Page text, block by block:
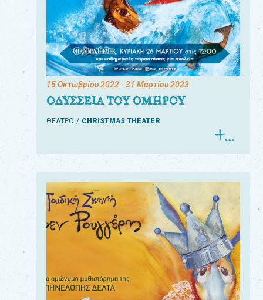
15 Οκτωβρίου 2022- 31 Μαρτίου 2023
ΟΔΥΣΣΕΙΑ ΤΟΥ ΟΜΗΡΟΥ
ΘΕΑΤΡΟ CHRISTMAS THEATER